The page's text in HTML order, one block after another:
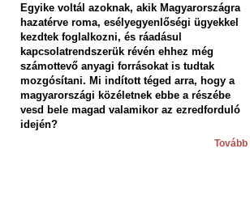
Egyike voltál azoknak, akik Magyarországra
hazatérve roma, esélyegyenlőségi ügyekkel
kezdtek foglalkozni, és ráadásul
kapcsolatrendszerük révén ehhez még
számottevő anyagi forrásokat is tudtak
mozgósítani. Mi indított téged arra, hogy a
magyarországi közéletnek ebbe a részébe
vesd bele magad valamikor az ezredforduló
idején?
Tovább